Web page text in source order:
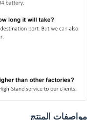
مواصفات المنتج